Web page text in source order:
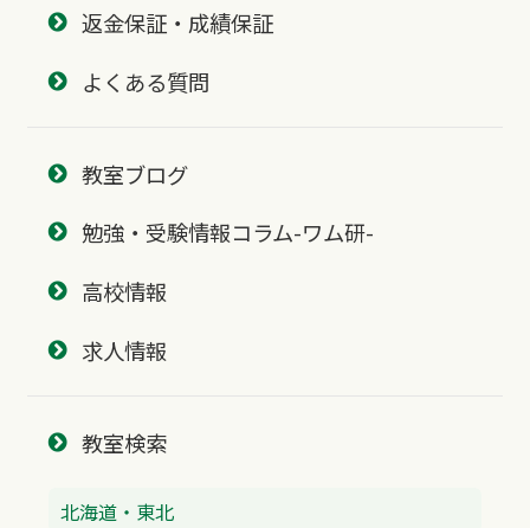
返金保証・成績保証
よくある質問
教室ブログ
勉強・受験情報コラム-ワム研-
高校情報
求人情報
教室検索
北海道・東北